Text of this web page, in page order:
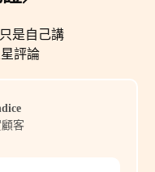
是自己講
評論
客